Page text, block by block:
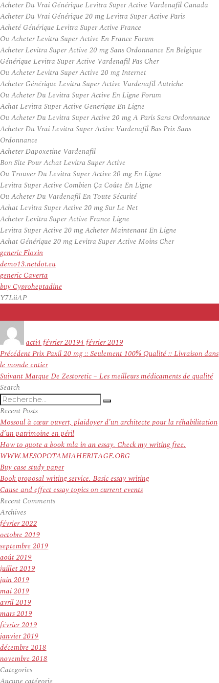
Acheter Du Vrai Générique Levitra Super Active Vardenafil Canada
Acheter Du Vrai Générique 20 mg Levitra Super Active Paris
Acheté Générique Levitra Super Active France
Ou Acheter Levitra Super Active En France Forum
Acheter Levitra Super Active 20 mg Sans Ordonnance En Belgique
Générique Levitra Super Active Vardenafil Pas Cher
Ou Acheter Levitra Super Active 20 mg Internet
Acheter Générique Levitra Super Active Vardenafil Autriche
Ou Acheter Du Levitra Super Active En Ligne Forum
Achat Levitra Super Active Generique En Ligne
Ou Acheter Du Levitra Super Active 20 mg A Paris Sans Ordonnance
Acheter Du Vrai Levitra Super Active Vardenafil Bas Prix Sans
Ordonnance
Acheter Dapoxetine Vardenafil
Bon Site Pour Achat Levitra Super Active
Ou Trouver Du Levitra Super Active 20 mg En Ligne
Levitra Super Active Combien Ça Coûte En Ligne
Ou Acheter Du Vardenafil En Toute Sécurité
Achat Levitra Super Active 20 mg Sur Le Net
Acheter Levitra Super Active France Ligne
Levitra Super Active 20 mg Acheter Maintenant En Ligne
Achat Générique 20 mg Levitra Super Active Moins Cher
generic Floxin
demo13.netdot.eu
generic Caverta
buy Cyproheptadine
Y7LiiAP
actile
4 février 20194 février 2019
Navigation
de
l’article
PrécédentArticle
précédent :
Prix Paxil 20 mg :: Seulement 100% Qualité :: Livraison dans
le monde entier
SuivantArticle
Marque De Zestoretic – Les meilleurs médicaments de qualité
Search
Recherche
pour
:
Recherche
Recent Posts
Mossoul à cœur ouvert, plaidoyer d’un architecte pour la réhabilitation
d’un patrimoine en péril
How to quote a book mla in an essay. Check my writing free.
WWW.MESOPOTAMIAHERITAGE.ORG
Buy case study paper
Book proposal writing service. Basic essay writing
Cause and effect essay topics on current events
Recent Comments
Archives
février 2022
octobre 2019
septembre 2019
août 2019
juillet 2019
juin 2019
mai 2019
avril 2019
mars 2019
février 2019
janvier 2019
décembre 2018
novembre 2018
Categories